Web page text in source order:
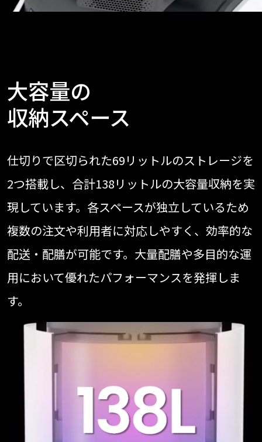
大容量の
収納スペース
仕切りで区切られた69リットルのストレージを
2つ搭載し、合計138リットルの大容量収納を実
現しています。各スペースが独立しているため
複数の注文や利用者に対応しやすく、効率的な
配送・配膳が可能です。大量配膳や多目的な運
用において優れたパフォーマンスを発揮しま
す。